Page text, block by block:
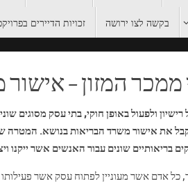
בקשה לצו ירושה זכויות הדיירים
ממכר המזון –
רישיון ולפעול באופן חוקי, בתי עסק מסוגים
את אישור משרד הבריאות בנושא. המטרה
בריאותיים שונים עבור האנשים אשר ייקנו
כל אדם אשר מעוניין לפתוח עסק אשר